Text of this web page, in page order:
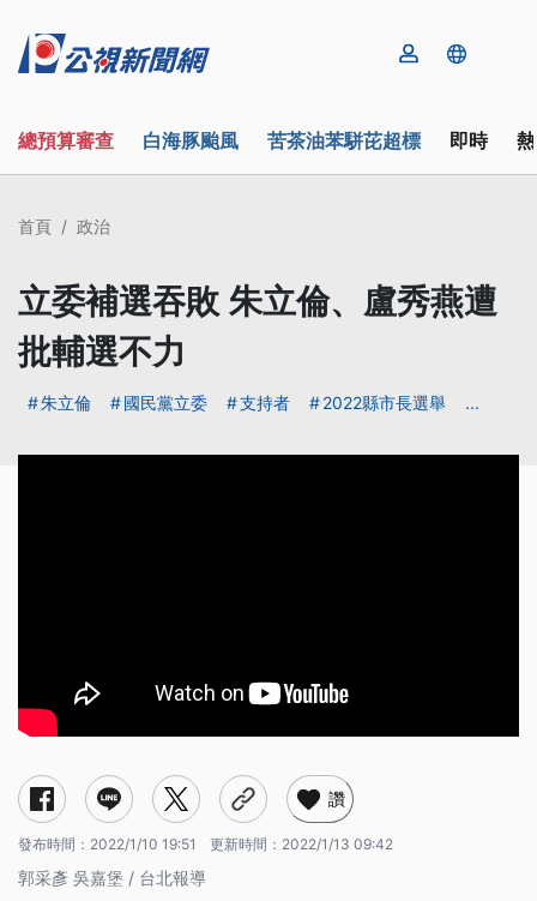
總預算審查 白海豚颱風 苦茶油苯駢芘超標 即時
首頁 政治
立委補選吞敗 朱立倫、盧秀燕遭
批輔選不力
朱立倫 國民黨立委 支持者 2022縣市長選舉 ...
讚
發布時間： 2022/1/10 19:51 更新時間： 2022/1/13 09:42
郭采彥 吳嘉堡 / 台北報導